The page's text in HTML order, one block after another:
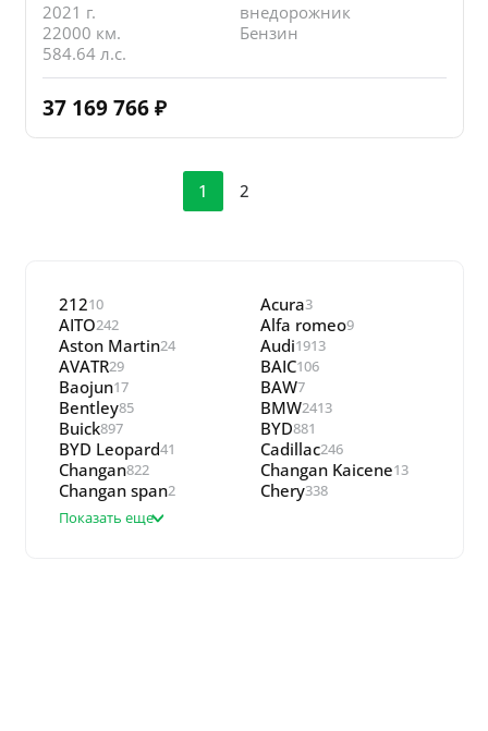
2021 г.
внедорожник
22000 км.
Бензин
584.64 л.с.
37 169 766 ₽
1 2
21210 Acura3
AITO242 Alfa romeo9
Aston Martin24 Audi1913
AVATR29 BAIC106
Baojun17 BAW7
Bentley85 BMW2413
Buick897 BYD881
BYD Leopard41 Cadillac246
Changan822 Changan Kaicene13
Changan span2 Chery338
Показать еще